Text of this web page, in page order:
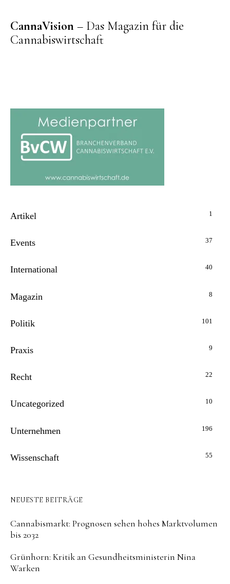
CannaVision – Das Magazin für die
Cannabiswirtschaft
Artikel 1
Events 37
International 40
Magazin 8
Politik 101
Praxis 9
Recht 22
Uncategorized 10
Unternehmen 196
Wissenschaft 55
NEUESTE BEITRÄGE
Cannabismarkt: Prognosen sehen hohes Marktvolumen
bis 2032
Grünhorn: Kritik an Gesundheitsministerin Nina
Warken